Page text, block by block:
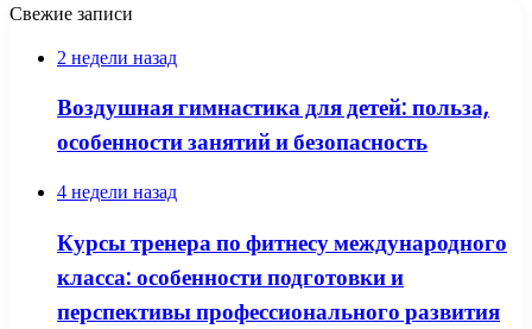
Свежие записи
2 недели назад
Воздушная гимнастика для детей: польза,
особенности занятий и безопасность
4 недели назад
Курсы тренера по фитнесу международного
класса: особенности подготовки и
перспективы профессионального развития